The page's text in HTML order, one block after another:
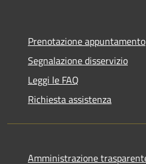
Prenotazione appuntamento
Segnalazione disservizio
Leggi le FAQ
Richiesta assistenza
Amministrazione